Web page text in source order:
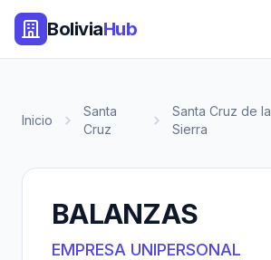
BoliviaHub
Inicio
Santa
Cruz
Santa Cruz de la
Sierra
BALANZAS
EMPRESA UNIPERSONAL